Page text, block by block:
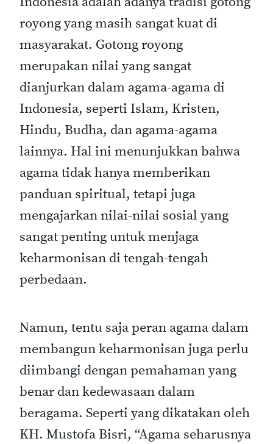
royong yang masih sangat kuat di
masyarakat. Gotong royong
merupakan nilai yang sangat
dianjurkan dalam agama-agama di
Indonesia, seperti Islam, Kristen,
Hindu, Budha, dan agama-agama
lainnya. Hal ini menunjukkan bahwa
agama tidak hanya memberikan
panduan spiritual, tetapi juga
mengajarkan nilai-nilai sosial yang
sangat penting untuk menjaga
keharmonisan di tengah-tengah
perbedaan.
Namun, tentu saja peran agama dalam
membangun keharmonisan juga perlu
diimbangi dengan pemahaman yang
benar dan kedewasaan dalam
beragama. Seperti yang dikatakan oleh
KH. Mustofa Bisri, “Agama seharusnya